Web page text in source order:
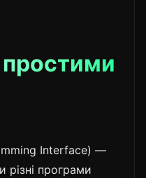
Interface) —
різні програми